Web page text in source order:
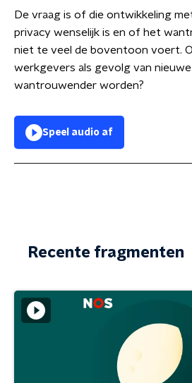
De vraag is of die ontwikkeling
privacy wenselijk is en of het
niet te veel de boventoon voert.
werkgevers als gevolg van
wantrouwender worden?
Speel audio af
Recente fragmenten